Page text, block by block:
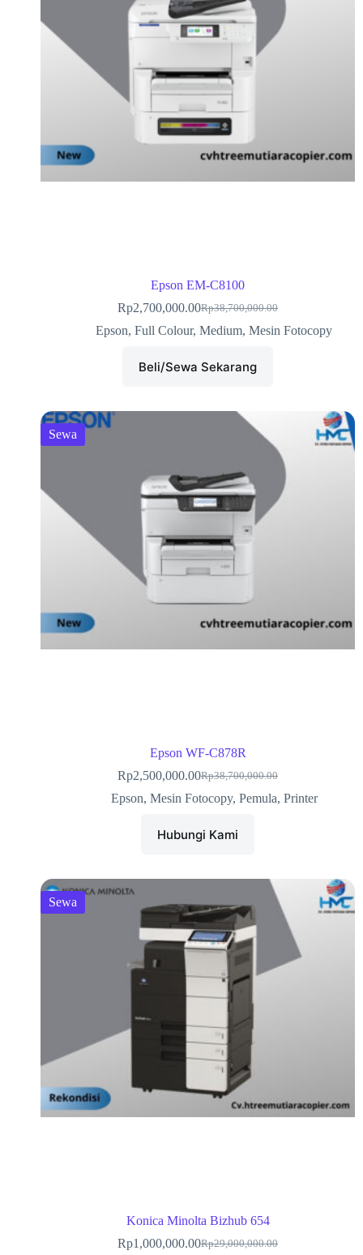
Epson EM-C8100
Rp38,700,000.00
Rp2,700,000.00
Epson, Full Colour, Medium, Mesin Fotocopy
Beli/Sewa Sekarang
Sewa
Epson WF-C878R
Rp38,700,000.00
Rp2,500,000.00
Epson, Mesin Fotocopy, Pemula, Printer
Hubungi Kami
Sewa
Konica Minolta Bizhub 654
Rp29,000,000.00
Rp1,000,000.00